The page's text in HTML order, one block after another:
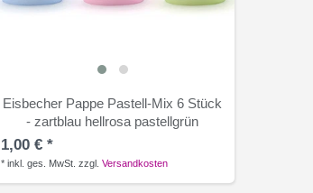
Eisbecher Pappe Pastell-Mix 6 Stück
- zartblau hellrosa pastellgrün
1,00 € *
*inkl. ges. MwSt. zzgl.Versandkosten